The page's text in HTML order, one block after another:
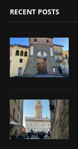
RECENT POSTS